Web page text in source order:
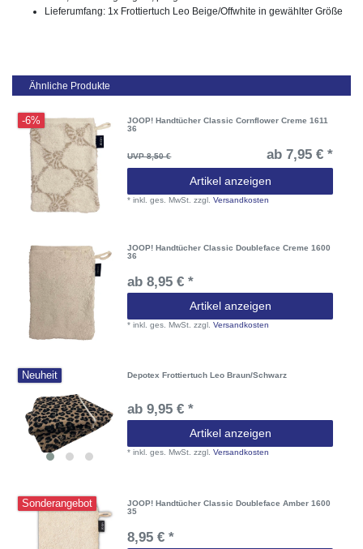
Lieferumfang: 1x Frottiertuch Leo Beige/Offwhite in gewählter Größe
Ähnliche Produkte
-6%
JOOP! Handtücher Classic Cornflower Creme 1611
36
UVP 8,50 € ab 7,95 € *
Artikel anzeigen
*inkl. ges. MwSt. zzgl.Versandkosten
JOOP! Handtücher Classic Doubleface Creme 1600
36
ab 8,95 € *
Artikel anzeigen
*inkl. ges. MwSt. zzgl.Versandkosten
Neuheit Depotex Frottiertuch Leo Braun/Schwarz
ab 9,95 € *
Artikel anzeigen
*inkl. ges. MwSt. zzgl.Versandkosten
Sonderangebot
JOOP! Handtücher Classic Doubleface Amber 1600
35
8,95 € *